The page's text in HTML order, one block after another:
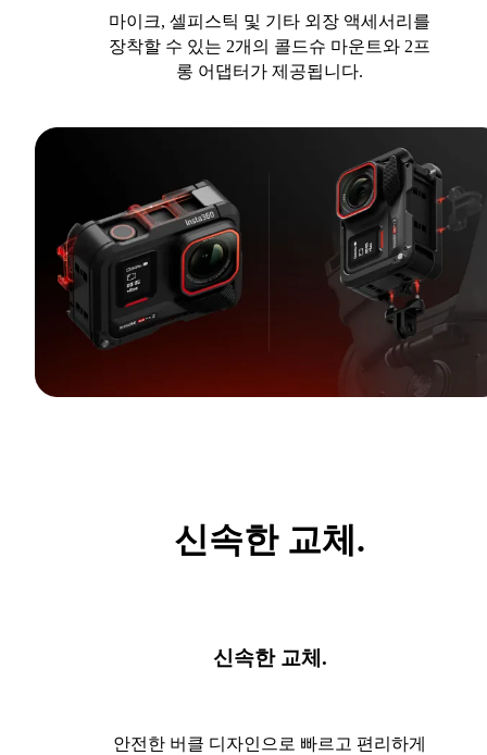
마이크, 셀피스틱 및 기타 외장 액세서리를
장착할 수 있는 2개의 콜드슈 마운트와 2프
롱 어댑터가 제공됩니다.
신속한 교체.
신속한 교체.
안전한 버클 디자인으로 빠르고 편리하게